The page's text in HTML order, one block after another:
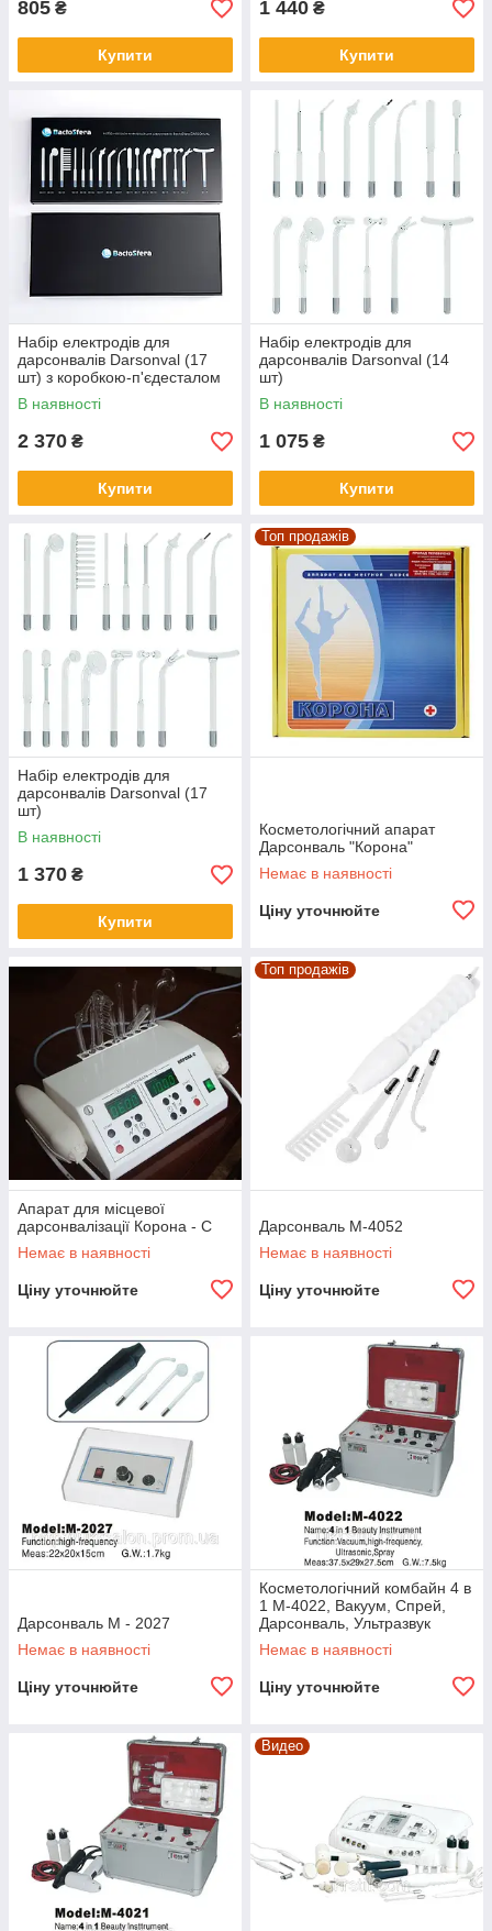
805 ₴
Купити
1 440 ₴
Купити
Набір електродів для
дарсонвалів Darsonval (17
шт) з коробкою-п'єдесталом
В наявності
2 370 ₴
Купити
Набір електродів для
дарсонвалів Darsonval (14
шт)
В наявності
1 075 ₴
Купити
Набір електродів для
дарсонвалів Darsonval (17
шт)
В наявності
1 370 ₴
Купити
Топ продажів
Косметологічний апарат
Дарсонваль "Корона"
Немає в наявності
Ціну уточнюйте
Апарат для місцевої
дарсонвалізації Корона - C
Немає в наявності
Ціну уточнюйте
Топ продажів
Дарсонваль M-4052
Немає в наявності
Ціну уточнюйте
Дарсонваль М - 2027
Немає в наявності
Ціну уточнюйте
Косметологічний комбайн 4 в
1 M-4022, Вакуум, Спрей,
Дарсонваль, Ультразвук
Немає в наявності
Ціну уточнюйте
Видео